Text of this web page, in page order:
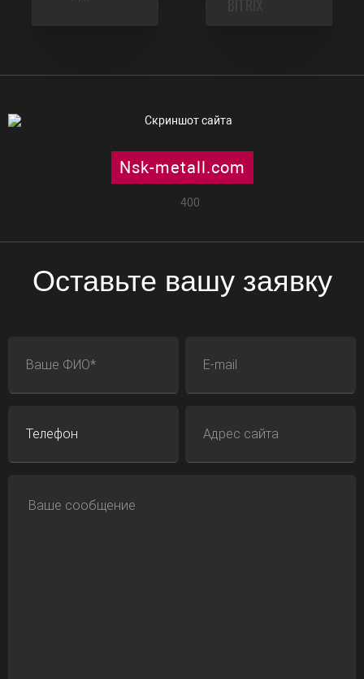
Nsk-metall.com
400
Оставьте вашу заявку